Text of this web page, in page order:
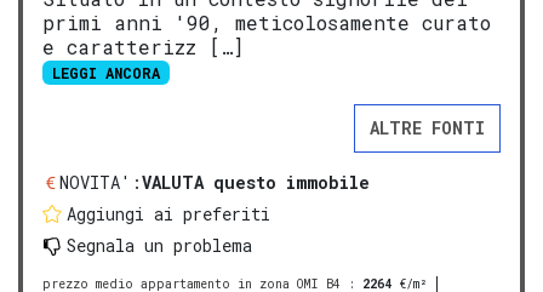
primi anni '90, meticolosamente curato
e caratterizz […]
LEGGI ANCORA
ALTRE FONTI
NOVITA':VALUTA questo immobile
Aggiungi ai preferiti
Segnala un problema
prezzo medio appartamento in zona OMI B4 : 2264 €/m²